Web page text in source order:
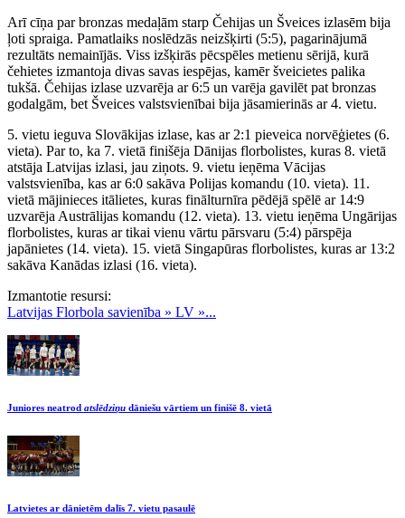
Arī cīņa par bronzas medaļām starp Čehijas un Šveices izlasēm bija
ļoti spraiga. Pamatlaiks noslēdzās neizšķirti (5:5), pagarinājumā
rezultāts nemainījās. Viss izšķirās pēcspēles metienu sērijā, kurā
čehietes izmantoja divas savas iespējas, kamēr šveicietes palika
tukšā. Čehijas izlase uzvarēja ar 6:5 un varēja gavilēt pat bronzas
godalgām, bet Šveices valstsvienībai bija jāsamierinās ar 4. vietu.
5. vietu ieguva Slovākijas izlase, kas ar 2:1 pieveica norvēģietes (6.
vieta). Par to, ka 7. vietā finišēja Dānijas florbolistes, kuras 8. vietā
atstāja Latvijas izlasi, jau ziņots. 9. vietu ieņēma Vācijas
valstsvienība, kas ar 6:0 sakāva Polijas komandu (10. vieta). 11.
vietā mājinieces itālietes, kuras finālturnīra pēdējā spēlē ar 14:9
uzvarēja Austrālijas komandu (12. vieta). 13. vietu ieņēma Ungārijas
florbolistes, kuras ar tikai vienu vārtu pārsvaru (5:4) pārspēja
japānietes (14. vieta). 15. vietā Singapūras florbolistes, kuras ar 13:2
sakāva Kanādas izlasi (16. vieta).
Izmantotie resursi:
Latvijas Florbola savienība » LV »...
Juniores neatrod atslēdziņu dāniešu vārtiem un finišē 8. vietā
Latvietes ar dānietēm dalīs 7. vietu pasaulē